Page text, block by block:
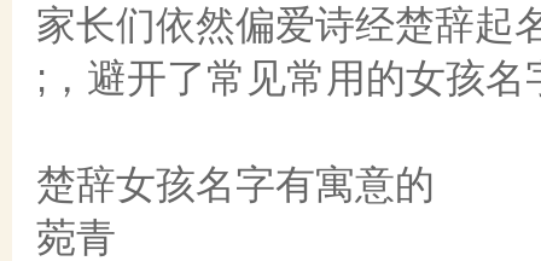
家长们依然偏爱诗经楚辞起
;，避开了常见常用的女孩
楚辞女孩名字有寓意的
菀青